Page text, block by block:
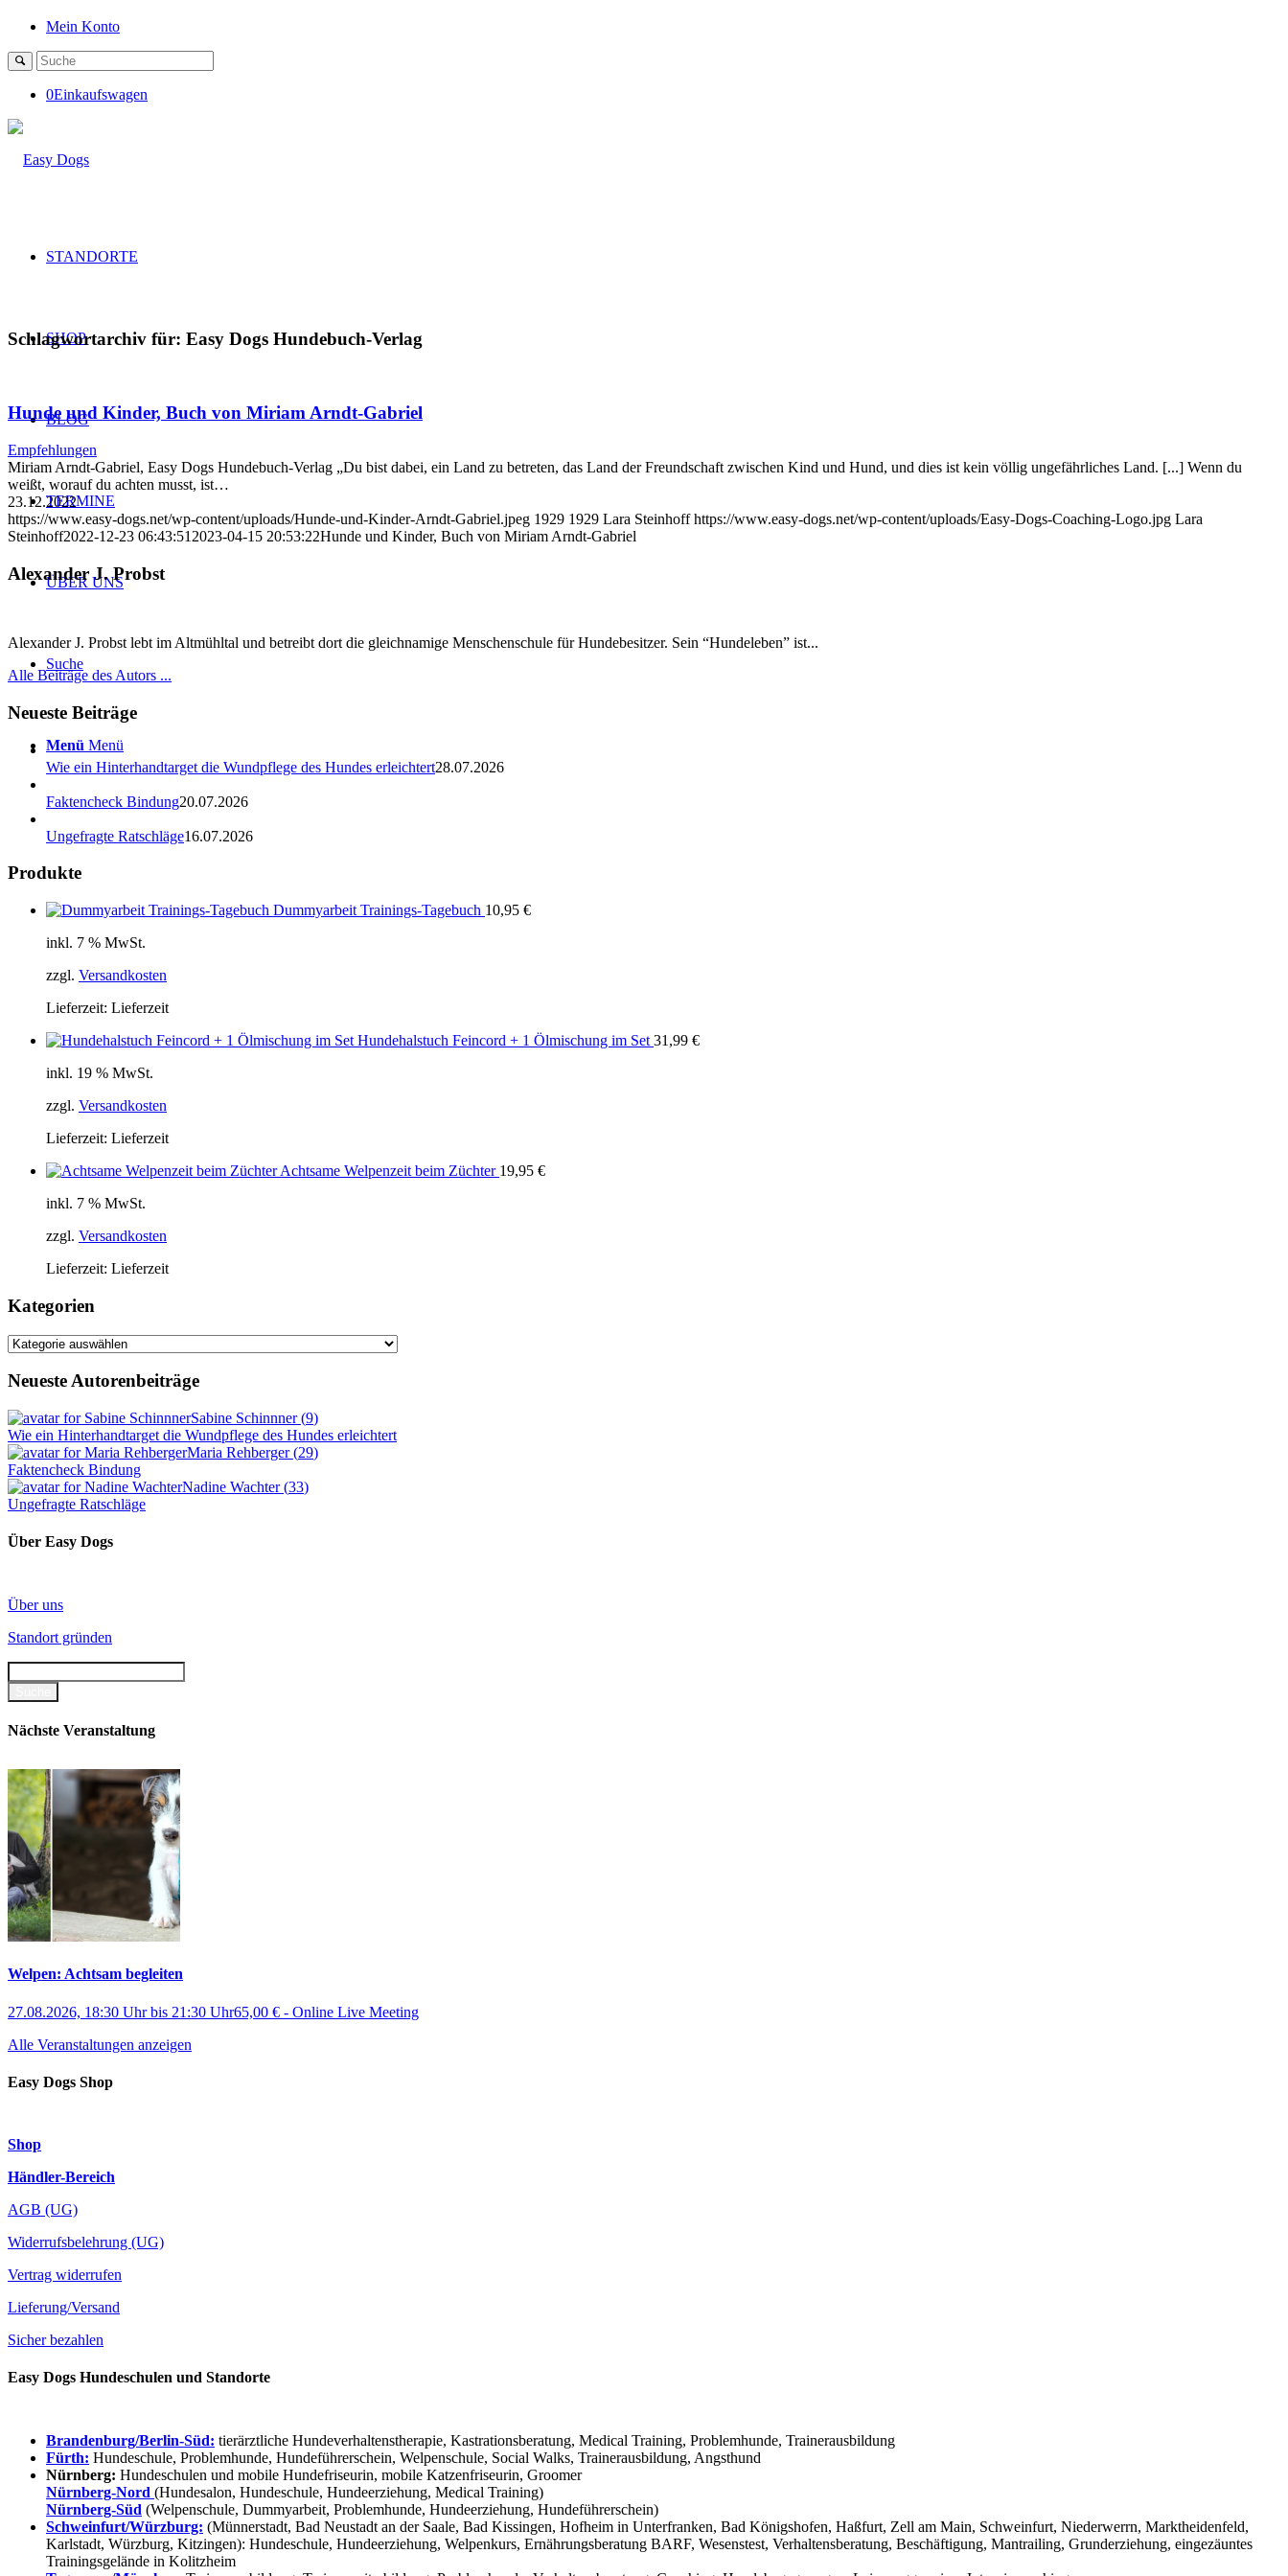
Mein Konto
0Einkaufswagen
STANDORTE
SHOP
BLOG
TERMINE
ÜBER UNS
Suche
Menü Menü
Schlagwortarchiv für: Easy Dogs Hundebuch-Verlag
Hunde und Kinder, Buch von Miriam Arndt-Gabriel
Empfehlungen
Miriam Arndt-Gabriel, Easy Dogs Hundebuch-Verlag „Du bist dabei, ein Land zu betreten, das Land der Freundschaft zwischen Kind und Hund, und dies ist kein völlig ungefährliches Land. [...] Wenn du
weißt, worauf du achten musst, ist…
23.12.2022
https://www.easy-dogs.net/wp-content/uploads/Hunde-und-Kinder-Arndt-Gabriel.jpeg 1929 1929 Lara Steinhoff https://www.easy-dogs.net/wp-content/uploads/Easy-Dogs-Coaching-Logo.jpg Lara
Steinhoff2022-12-23 06:43:51 2023-04-15 20:53:22Hunde und Kinder, Buch von Miriam Arndt-Gabriel
Alexander J. Probst
Alexander J. Probst lebt im Altmühltal und betreibt dort die gleichnamige Menschenschule für Hundebesitzer. Sein “Hundeleben” ist...
Alle Beiträge des Autors ...
Neueste Beiträge
Wie ein Hinterhandtarget die Wundpflege des Hundes erleichtert28.07.2026
Faktencheck Bindung20.07.2026
Ungefragte Ratschläge16.07.2026
Produkte
Dummyarbeit Trainings-Tagebuch 10,95 €
inkl. 7 % MwSt.
zzgl. Versandkosten
Lieferzeit: Lieferzeit
Hundehalstuch Feincord + 1 Ölmischung im Set 31,99 €
inkl. 19 % MwSt.
zzgl. Versandkosten
Lieferzeit: Lieferzeit
Achtsame Welpenzeit beim Züchter 19,95 €
inkl. 7 % MwSt.
zzgl. Versandkosten
Lieferzeit: Lieferzeit
Kategorien
Kategorien
Neueste Autorenbeiträge
Sabine Schinnner(9)
Wie ein Hinterhandtarget die Wundpflege des Hundes erleichtert
Maria Rehberger(29)
Faktencheck Bindung
Nadine Wachter(33)
Ungefragte Ratschläge
Über Easy Dogs
Über uns
Standort gründen
Nächste Veranstaltung
Welpen: Achtsam begleiten
27.08.2026, 18:30 Uhrbis 21:30 Uhr65,00 € - Online Live Meeting
Alle Veranstaltungen anzeigen
Easy Dogs Shop
Shop
Händler-Bereich
AGB (UG)
Widerrufsbelehrung (UG)
Vertrag widerrufen
Lieferung/Versand
Sicher bezahlen
Easy Dogs Hundeschulen und Standorte
Brandenburg/Berlin-Süd: tierärztliche Hundeverhaltenstherapie, Kastrationsberatung, Medical Training, Problemhunde, Trainerausbildung
Fürth: Hundeschule, Problemhunde, Hundeführerschein, Welpenschule, Social Walks, Trainerausbildung, Angsthund
Nürnberg: Hundeschulen und mobile Hundefriseurin, mobile Katzenfriseurin, Groomer
Nürnberg-Nord (Hundesalon, Hundeschule, Hundeerziehung, Medical Training)
Nürnberg-Süd (Welpenschule, Dummyarbeit, Problemhunde, Hundeerziehung, Hundeführerschein)
Schweinfurt/Würzburg: (Münnerstadt, Bad Neustadt an der Saale, Bad Kissingen, Hofheim in Unterfranken, Bad Königshofen, Haßfurt, Zell am Main, Schweinfurt, Niederwerrn, Marktheidenfeld,
Karlstadt, Würzburg, Kitzingen): Hundeschule, Hundeerziehung, Welpenkurs, Ernährungsberatung BARF, Wesenstest, Verhaltensberatung, Beschäftigung, Mantrailing, Grunderziehung, eingezäuntes
Trainingsgelände in Kolitzheim